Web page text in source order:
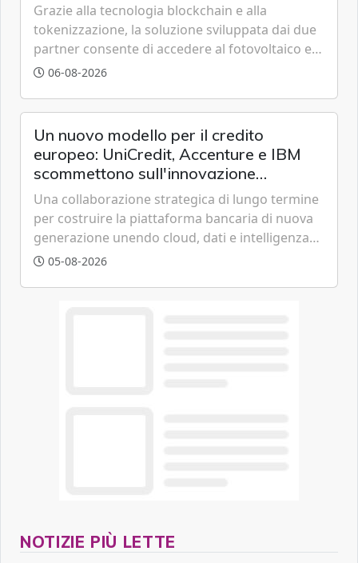
Grazie alla tecnologia blockchain e alla
tokenizzazione, la soluzione sviluppata dai due
partner consente di accedere al fotovoltaico e
all'eolico ottenendo risparmi diretti in bolletta,
06-08-2026
Un nuovo modello per il credito
europeo: UniCredit, Accenture e IBM
scommettono sull'innovazione
tecnologica
Una collaborazione strategica di lungo termine
per costruire la piattaforma bancaria di nuova
generazione unendo cloud, dati e intelligenza
artificiale.
05-08-2026
NOTIZIE PIÙ LETTE